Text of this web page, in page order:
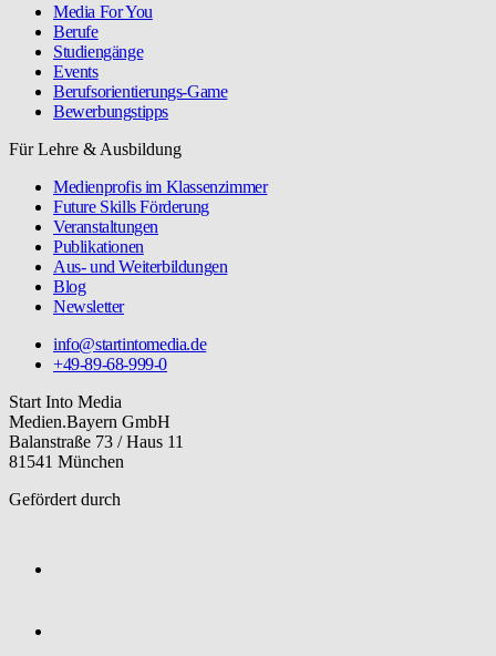
Media For You
Berufe
Studiengänge
Events
Berufsorientierungs-Game
Bewerbungstipps
Für Lehre & Ausbildung
Medienprofis im Klassenzimmer
Future Skills Förderung
Veranstaltungen
Publikationen
Aus- und Weiterbildungen
Blog
Newsletter
info@startintomedia.de
+49-89-68-999-0
Start Into Media
Medien.Bayern GmbH
Balanstraße 73 / Haus 11
81541 München
Gefördert durch